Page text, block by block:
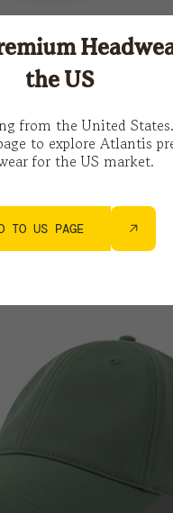
the US
from the United
to explore Atlantis
for the US market.
TO US PAGE